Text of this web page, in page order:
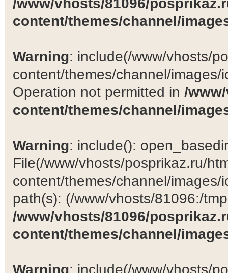
content/themes/channel/
Warning: include(/www/vhosts/
content/themes/channel/
Operation not permitted in /
content/themes/channel/
Warning: include():
File(/www/vhosts/posprikaz.ru/
content/themes/channel/
path(s): (/www/vhosts/81096:/
/www/vhosts/81096/
content/themes/channel/
Warning: include(/www/vhosts/